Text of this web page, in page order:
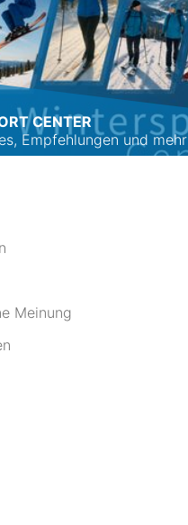
CENTER
Empfehlungen und mehr
Meinung